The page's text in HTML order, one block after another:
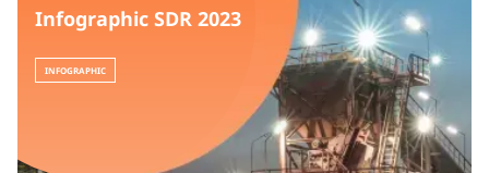
Infographic SDR 2023
INFOGRAPHIC